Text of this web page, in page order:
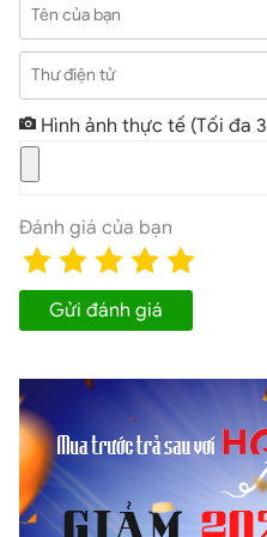
xịn có màu trắng hơn.
Kiểm tra điểm nối và khe
iPhone zin bóc máy
Tên của bạn
Thư điện tử
Hình ảnh thực tế (Tối đa
Đánh giá của bạn
Gửi đánh giá